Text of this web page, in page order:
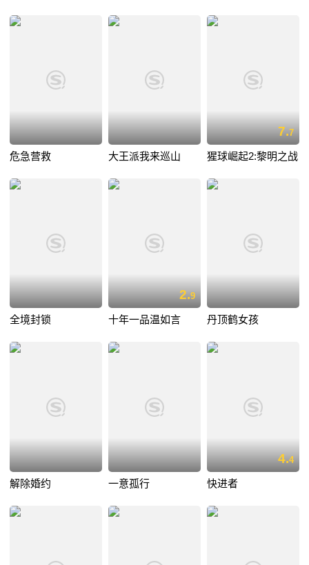
危急营救 大王派我来巡山
7.7
猩球崛起2:黎明之战
全境封锁
2.9
十年一品温如言 丹顶鹤女孩
解除婚约 一意孤行
4.4
快进者